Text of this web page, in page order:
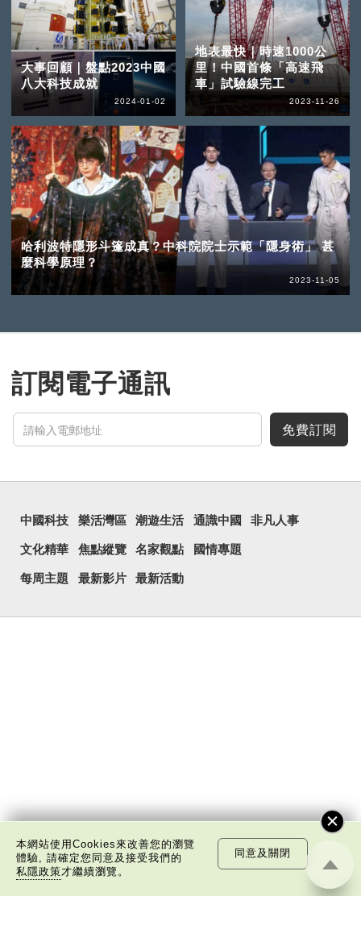
大事回顧｜盤點2023中國
八大科技成就
2024-01-02
地表最快｜時速1000公
里！中國首條「高速飛
車」試驗線完工
2023-11-26
哈利波特隱形斗篷成真？中科院院士示範「隱身術」 甚
麼科學原理？
2023-11-05
訂閱電子通訊
免費訂閱
中國科技 樂活灣區 潮遊生活 通識中國 非凡人事
文化精華 焦點縱覽 名家觀點 國情專題
每周主題 最新影片 最新活動
本網站使用Cookies來改善您的瀏覽
體驗, 請確定您同意及接受我們的
私隱政策才繼續瀏覽。
同意及關閉